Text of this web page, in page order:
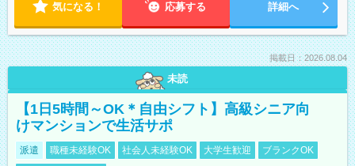
気になる！ 応募する 詳細へ
掲載日：2026.08.04
未読
【1日5時間～OK＊自由シフト】高級シニア向
けマンションで生活サポ
派遣 職種未経験OK 社会人未経験OK 大学生歓迎
ブランクOK